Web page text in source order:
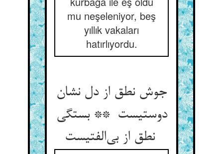
mu neşeleniyor, beş
yıllık vakaları
hatırlıyordu.
جوش نطق از دل نشان
دوستیست ** بستگی
نطق از بی‌الفتیست